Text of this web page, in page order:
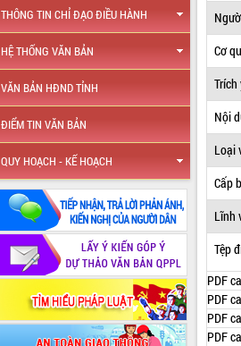
THÔNG TIN CHỈ ĐẠO ĐIỀU HÀNH
HỆ THỐNG VĂN BẢN
VĂN BẢN HĐND TỈNH
ĐIỂM TIN VĂN BẢN
QUY HOẠCH - KẾ HOẠCH
Cơ
Trích
Nội
Loại
Cấp
Lĩnh
Tệp
PDF
PDF
PDF
PDF